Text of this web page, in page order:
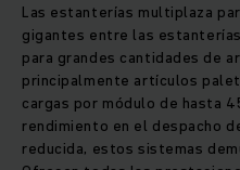
Las estanterías multiplaza
gigantes entre las
para grandes cantidades de
principalmente artículos
cargas por módulo de hasta
rendimiento en el despacho
reducida, estos sistemas